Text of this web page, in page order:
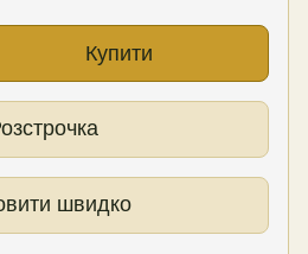
Купити
швидко